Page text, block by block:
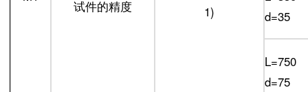
试件的精度
d=35
L=750
d=75